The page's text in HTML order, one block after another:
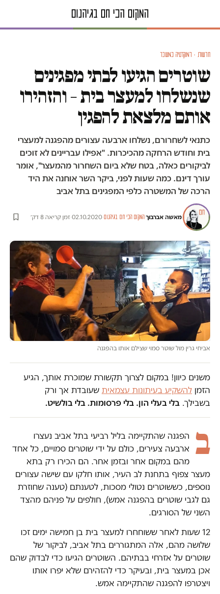
חדשות · דמוקרטיה במשבר
שוטרים הגיעו לבתי מפגינים
שנשלחו למעצר בית – והזהירו
אותם מלצאת להפגין
כתנאי לשחרורם, נשלחו ארבעה עצורים מהפגנה למעצרי
בית וחודש הרחקה מהכיכרות. "אפילו עבריינים לא זוכים
לביקורים כאלה, בטח שלא ביום השחרור מהמעצר", אומר
עורך דינם. כמה שעות לפני, ביקר השר אוחנה את היד
הרכה של המשטרה כלפי המפגינים בתל אביב
מאשה אברבוך·המקום הכי חם בגיהנום·
02.10.2020
·זמן קריאה 8 דק׳
אביחי גרין מול שוטר סמוי שצילם אותו בהפגנה
משנים כיוון! במקום לצרוך תקשורת שמוכרת אותך, הגיע
הזמן להשקיע בעיתונות עצמאית שעובדת אך ורק
בשבילך. בלי בעלי הון. בלי פרסומות. בלי בולשיט.
ב הפגנה שהתקיימה בליל רביעי בתל אביב נעצרו
ארבעה צעירים, כולם על ידי שוטרים סמויים, כל אחד
מהם במקום אחר ובזמן אחר. הם הכירו רק בתא
מעצר צפוף בתחנת לב העיר, אותו חלקו עם שישה עצורים
נוספים, כששוטרים נטולי מסכות, לטענתם (טענה שחוזרת
גם לגבי שוטרים בהפגנה אמש), חולפים על פניהם מהצד
השני של הסורגים.
12 שעות לאחר ששוחחרו למעצר בית בן חמישה ימים זכו
שלושה מהם, אלה המתגוררים בתל אביב, לביקור של
שוטרים על אזרחי בבתיהם. השוטרים הגיעו כדי לבדוק שהם
אכן במעצר בית, ובעיקר כדי להזהירם שלא יפרו אותו
ויצטרפו להפגנה שהתקיימה אמש.